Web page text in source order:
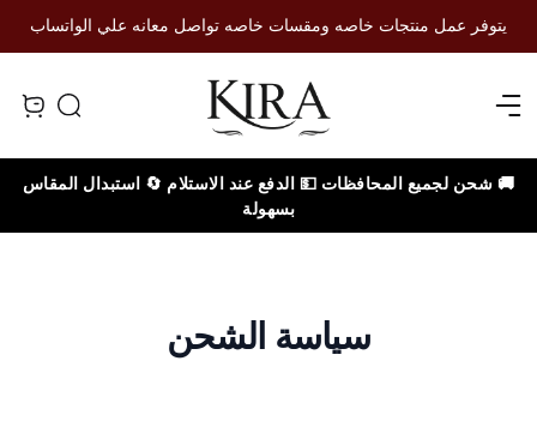
يتوفر عمل منتجات خاصه ومقسات خاصه تواصل معانه علي الواتساب
Open menu
Search
bag
🚚 شحن لجميع المحافظات 💵 الدفع عند الاستلام 🔄 استبدال المقاس
بسهولة
سياسة الشحن